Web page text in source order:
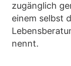
zugänglich
einem selbst
nennt.